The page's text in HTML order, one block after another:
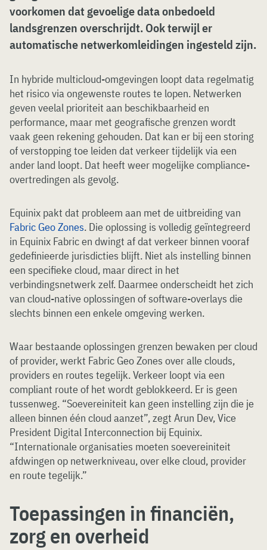
voorkomen dat gevoelige data onbedoeld
landsgrenzen overschrijdt. Ook terwijl er
automatische netwerkomleidingen ingesteld zijn.
In hybride multicloud-omgevingen loopt data regelmatig
het risico via ongewenste routes te lopen. Netwerken
geven veelal prioriteit aan beschikbaarheid en
performance, maar met geografische grenzen wordt
vaak geen rekening gehouden. Dat kan er bij een storing
of verstopping toe leiden dat verkeer tijdelijk via een
ander land loopt. Dat heeft weer mogelijke compliance-
overtredingen als gevolg.
Equinix pakt dat probleem aan met de uitbreiding van
Fabric Geo Zones. Die oplossing is volledig geïntegreerd
in Equinix Fabric en dwingt af dat verkeer binnen vooraf
gedefinieerde jurisdicties blijft. Niet als instelling binnen
een specifieke cloud, maar direct in het
verbindingsnetwerk zelf. Daarmee onderscheidt het zich
van cloud-native oplossingen of software-overlays die
slechts binnen een enkele omgeving werken.
Waar bestaande oplossingen grenzen bewaken per cloud
of provider, werkt Fabric Geo Zones over alle clouds,
providers en routes tegelijk. Verkeer loopt via een
compliant route of het wordt geblokkeerd. Er is geen
tussenweg. “Soevereiniteit kan geen instelling zijn die je
alleen binnen één cloud aanzet”, zegt Arun Dev, Vice
President Digital Interconnection bij Equinix.
“Internationale organisaties moeten soevereiniteit
afdwingen op netwerkniveau, over elke cloud, provider
en route tegelijk.”
Toepassingen in financiën,
zorg en overheid